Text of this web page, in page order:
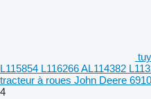
L115854 L116266 AL114382
tracteur à roues John Deere
4